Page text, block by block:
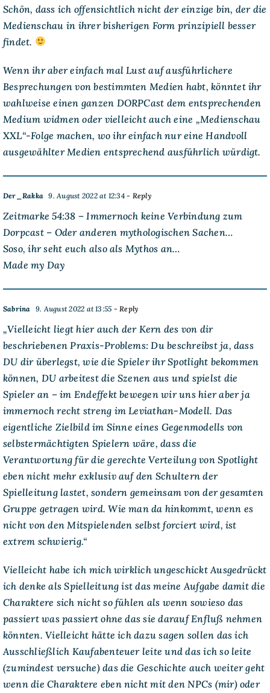
Schön, dass ich offensichtlich nicht der einzige bin, der die
Medienschau in ihrer bisherigen Form prinzipiell besser
findet.
Wenn ihr aber einfach mal Lust auf ausführlichere
Besprechungen von bestimmten Medien habt, könntet ihr
wahlweise einen ganzen DORPCast dem entsprechenden
Medium widmen oder vielleicht auch eine „Medienschau
XXL“-Folge machen, wo ihr einfach nur eine Handvoll
ausgewählter Medien entsprechend ausführlich würdigt.
Der_Rakka 9. August 2022 at 12:34- Reply
Zeitmarke 54:38 – Immernoch keine Verbindung zum
Dorpcast – Oder anderen mythologischen Sachen…
Soso, ihr seht euch also als Mythos an…
Made my Day
Sabrina 9. August 2022 at 13:55 - Reply
„Vielleicht liegt hier auch der Kern des von dir
beschriebenen Praxis-Problems: Du beschreibst ja, dass
DU dir überlegst, wie die Spieler ihr Spotlight bekommen
können, DU arbeitest die Szenen aus und spielst die
Spieler an – im Endeffekt bewegen wir uns hier aber ja
immernoch recht streng im Leviathan-Modell. Das
eigentliche Zielbild im Sinne eines Gegenmodells von
selbstermächtigten Spielern wäre, dass die
Verantwortung für die gerechte Verteilung von Spotlight
eben nicht mehr exklusiv auf den Schultern der
Spielleitung lastet, sondern gemeinsam von der gesamten
Gruppe getragen wird. Wie man da hinkommt, wenn es
nicht von den Mitspielenden selbst forciert wird, ist
extrem schwierig.“
Vielleicht habe ich mich wirklich ungeschickt Ausgedrückt
ich denke als Spielleitung ist das meine Aufgabe damit die
Charaktere sich nicht so fühlen als wenn sowieso das
passiert was passiert ohne das sie darauf Enfluß nehmen
könnten. Vielleicht hätte ich dazu sagen sollen das ich
Ausschließlich Kaufabenteuer leite und das ich so leite
(zumindest versuche) das die Geschichte auch weiter geht
wenn die Charaktere eben nicht mit den NPCs (mir) oder